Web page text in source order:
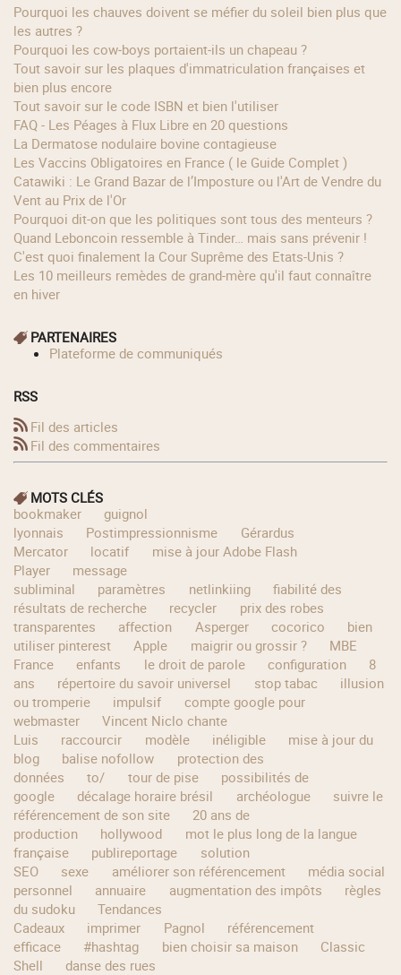
Pourquoi les chauves doivent se méfier du soleil bien plus que
les autres ?
Pourquoi les cow‑boys portaient‑ils un chapeau ?
Tout savoir sur les plaques d'immatriculation françaises et
bien plus encore
Tout savoir sur le code ISBN et bien l'utiliser
FAQ - Les Péages à Flux Libre en 20 questions
La Dermatose nodulaire bovine contagieuse
Les Vaccins Obligatoires en France ( le Guide Complet )
Catawiki : Le Grand Bazar de l’Imposture ou l'Art de Vendre du
Vent au Prix de l'Or
Pourquoi dit-on que les politiques sont tous des menteurs ?
Quand Leboncoin ressemble à Tinder… mais sans prévenir !
C'est quoi finalement la Cour Suprême des Etats-Unis ?
Les 10 meilleurs remèdes de grand-mère qu'il faut connaître
en hiver
PARTENAIRES
Plateforme de communiqués
RSS
Fil des articles
Fil des commentaires
MOTS CLÉS
bookmaker
guignol
lyonnais
Postimpressionnisme
Gérardus
Mercator
locatif
mise à jour Adobe Flash
Player
message
subliminal
paramètres netlinkiing
fiabilité des
résultats de recherche
recycler
prix des robes
transparentes
affection Asperger cocorico
bien
utiliser pinterest
Apple maigrir ou grossir ?
MBE
France
enfants le droit de parole configuration
8
ans
répertoire du savoir universel stop tabac
illusion
ou tromperie
impulsif
compte google pour
webmaster
Vincent Niclo chante
Luis
raccourcir modèle inéligible
mise à jour du
blog
balise nofollow
protection des
données
to/ tour de pise
possibilités de
google
décalage horaire brésil archéologue
suivre le
référencement de son site
20 ans de
production
hollywood
mot le plus long de la langue
française
publireportage
solution
SEO
sexe améliorer son référencement
média social
personnel
annuaire augmentation des impôts
règles
du sudoku
Tendances
Cadeaux
imprimer Pagnol
référencement
efficace
#hashtag bien choisir sa maison
Classic
Shell
danse des rues